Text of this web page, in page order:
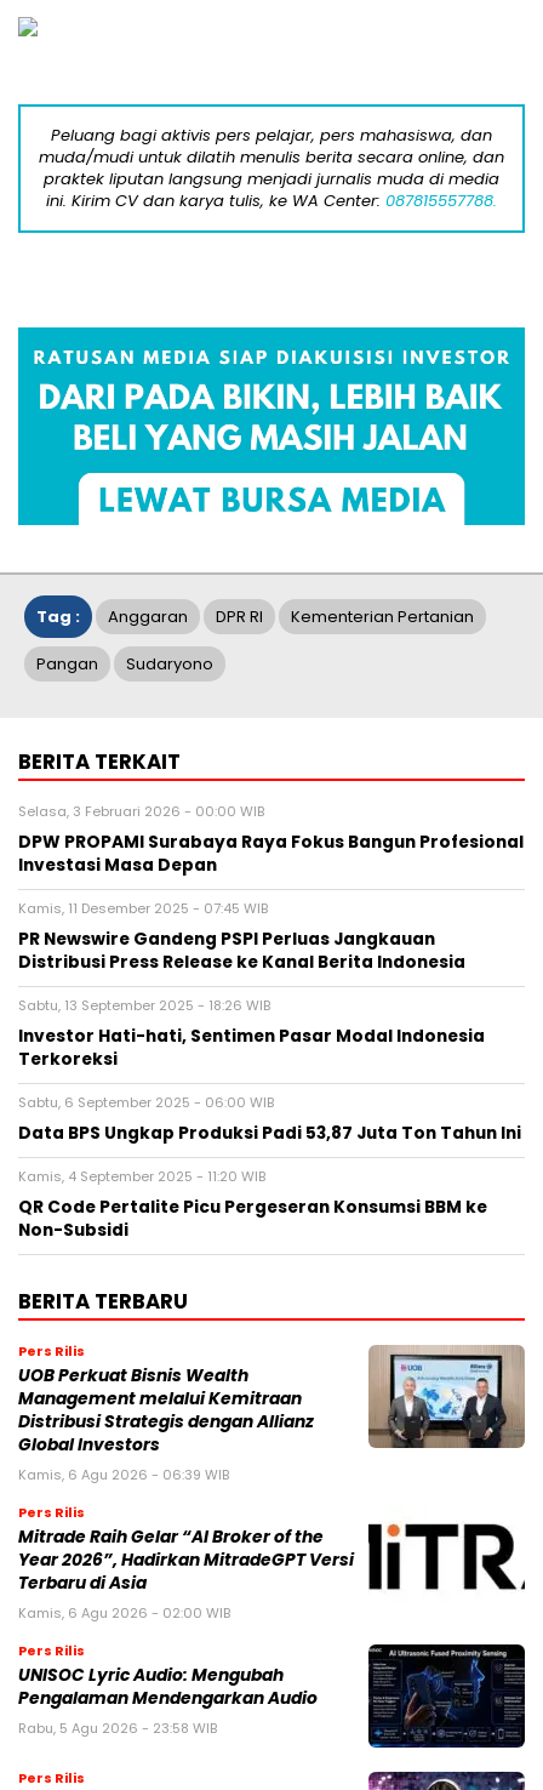
Peluang bagi aktivis pers pelajar, pers mahasiswa, dan
muda/mudi untuk dilatih menulis berita secara online, dan
praktek liputan langsung menjadi jurnalis muda di media
ini. Kirim CV dan karya tulis, ke WA Center: 087815557788.
Tag : Anggaran DPR RI Kementerian Pertanian
Pangan Sudaryono
BERITA TERKAIT
Selasa, 3 Februari 2026 - 00:00 WIB
DPW PROPAMI Surabaya Raya Fokus Bangun Profesional
Investasi Masa Depan
Kamis, 11 Desember 2025 - 07:45 WIB
PR Newswire Gandeng PSPI Perluas Jangkauan
Distribusi Press Release ke Kanal Berita Indonesia
Sabtu, 13 September 2025 - 18:26 WIB
Investor Hati-hati, Sentimen Pasar Modal Indonesia
Terkoreksi
Sabtu, 6 September 2025 - 06:00 WIB
Data BPS Ungkap Produksi Padi 53,87 Juta Ton Tahun Ini
Kamis, 4 September 2025 - 11:20 WIB
QR Code Pertalite Picu Pergeseran Konsumsi BBM ke
Non-Subsidi
BERITA TERBARU
Pers Rilis
UOB Perkuat Bisnis Wealth
Management melalui Kemitraan
Distribusi Strategis dengan Allianz
Global Investors
Kamis, 6 Agu 2026 - 06:39 WIB
Pers Rilis
Mitrade Raih Gelar “AI Broker of the
Year 2026”, Hadirkan MitradeGPT Versi
Terbaru di Asia
Kamis, 6 Agu 2026 - 02:00 WIB
Pers Rilis
UNISOC Lyric Audio: Mengubah
Pengalaman Mendengarkan Audio
Rabu, 5 Agu 2026 - 23:58 WIB
Pers Rilis